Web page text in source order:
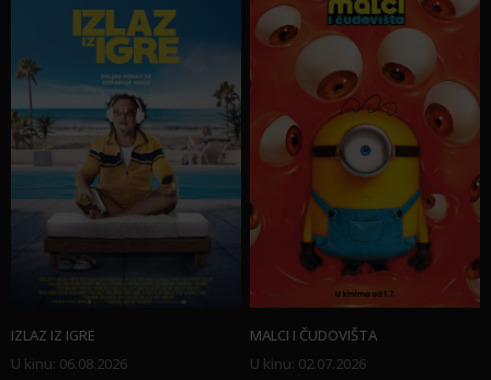
IZLAZ IZ IGRE
U kinu: 06.08.2026
MALCI I ČUDOVIŠTA
U kinu: 02.07.2026